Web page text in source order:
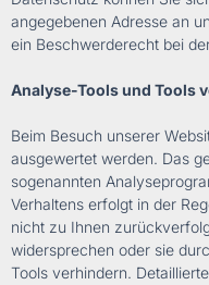
angegebenen Adresse an
ein Beschwerderecht bei
Analyse-Tools und Tools
Beim Besuch unserer
ausgewertet werden. Das
sogenannten
Verhaltens erfolgt in der
nicht zu Ihnen
widersprechen oder sie
Tools verhindern.